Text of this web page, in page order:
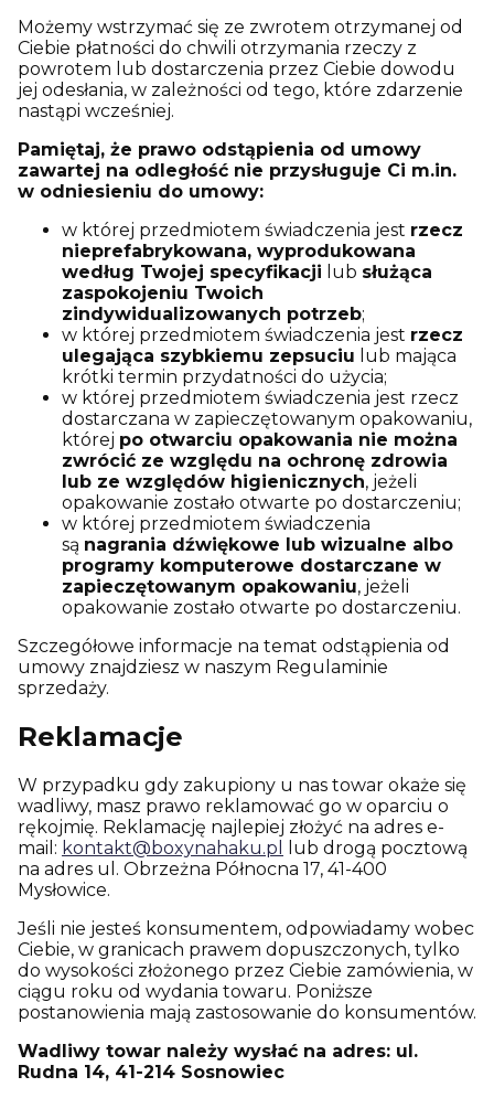
Możemy wstrzymać się ze zwrotem otrzymanej od
Ciebie płatności do chwili otrzymania rzeczy z
powrotem lub dostarczenia przez Ciebie dowodu
jej odesłania, w zależności od tego, które zdarzenie
nastąpi wcześniej.
Pamiętaj, że prawo odstąpienia od umowy
zawartej na odległość nie przysługuje Ci m.in.
w odniesieniu do umowy:
w której przedmiotem świadczenia jest rzecz
nieprefabrykowana, wyprodukowana
według Twojej specyfikacji lub służąca
zaspokojeniu Twoich
zindywidualizowanych potrzeb;
w której przedmiotem świadczenia jest rzecz
ulegająca szybkiemu zepsuciu lub mająca
krótki termin przydatności do użycia;
w której przedmiotem świadczenia jest rzecz
dostarczana w zapieczętowanym opakowaniu,
której po otwarciu opakowania nie można
zwrócić ze względu na ochronę zdrowia
lub ze względów higienicznych, jeżeli
opakowanie zostało otwarte po dostarczeniu;
w której przedmiotem świadczenia
są nagrania dźwiękowe lub wizualne albo
programy komputerowe dostarczane w
zapieczętowanym opakowaniu, jeżeli
opakowanie zostało otwarte po dostarczeniu.
Szczegółowe informacje na temat odstąpienia od
umowy znajdziesz w naszym Regulaminie
sprzedaży.
Reklamacje
W przypadku gdy zakupiony u nas towar okaże się
wadliwy, masz prawo reklamować go w oparciu o
rękojmię. Reklamację najlepiej złożyć na adres e-
mail: kontakt@boxynahaku.pl
lub drogą pocztową
na adres ul. Obrzeżna Północna 17, 41-400
Mysłowice.
Jeśli nie jesteś konsumentem, odpowiadamy wobec
Ciebie, w granicach prawem dopuszczonych, tylko
do wysokości złożonego przez Ciebie zamówienia, w
ciągu roku od wydania towaru. Poniższe
postanowienia mają zastosowanie do konsumentów.
Wadliwy towar należy wysłać na adres: ul.
Rudna 14, 41-214 Sosnowiec